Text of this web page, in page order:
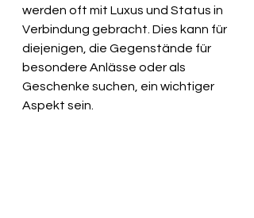
werden oft mit Luxus und Status in
Verbindung gebracht. Dies kann für
diejenigen, die Gegenstände für
besondere Anlässe oder als
Geschenke suchen, ein wichtiger
Aspekt sein.